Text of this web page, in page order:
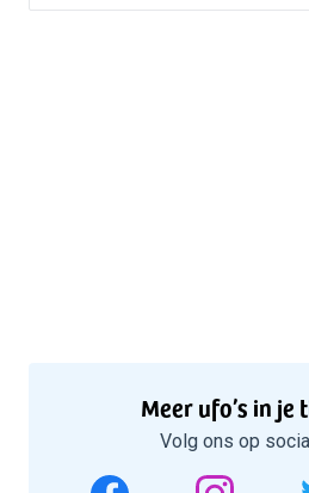
Meer ufo’s in je
Volg ons op